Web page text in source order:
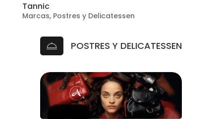
Tannic
Marcas, Postres y Delicatessen
POSTRES Y DELICATESSEN